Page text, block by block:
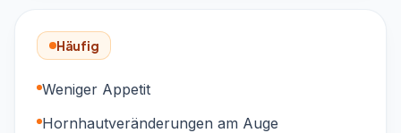
Häufig
Weniger Appetit
Hornhautveränderungen am Auge